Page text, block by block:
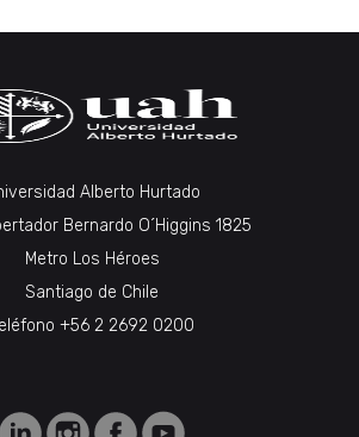
Alberto Hurtado
Bernardo O´Higgins 1825
Metro Los Héroes
Santiago de Chile
+56 2 2692 0200